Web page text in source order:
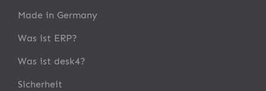
Made in Germany
Was ist ERP?
Was ist desk4?
Sicherheit